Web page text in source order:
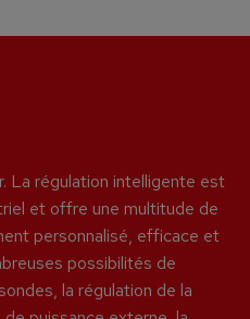
La régulation intelligente est
et offre une multitude de
personnalisé, efficace et
possibilités de
la régulation de la